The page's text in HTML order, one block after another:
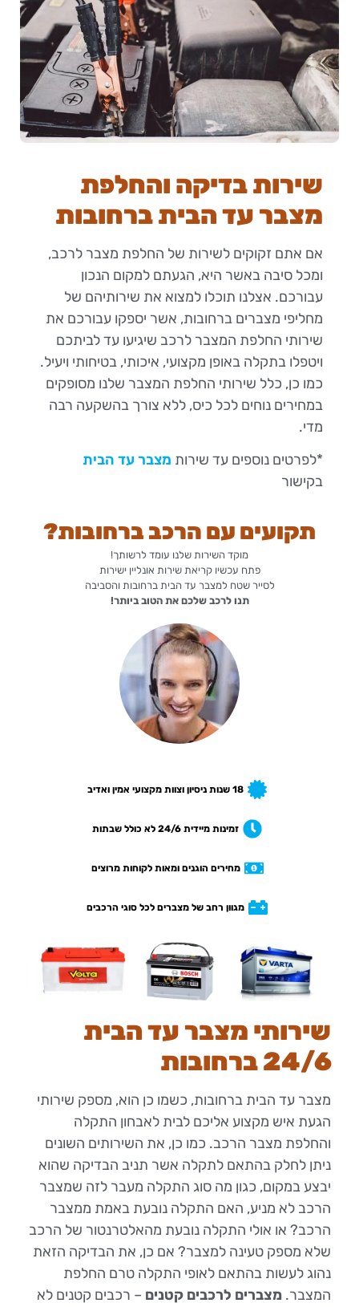
שירות בדיקה והחלפת
מצבר עד הבית ברחובות
אם אתם זקוקים לשירות של החלפת מצבר לרכב,
ומכל סיבה באשר היא, הגעתם למקום הנכון
עבורכם. אצלנו תוכלו למצוא את שירותיהם של
מחליפי מצברים ברחובות, אשר יספקו עבורכם את
שירותי החלפת המצבר לרכב שיגיעו עד לביתכם
ויטפלו בתקלה באופן מקצועי, איכותי, בטיחותי ויעיל.
כמו כן, כלל שירותי החלפת המצבר שלנו מסופקים
במחירים נוחים לכל כיס, ללא צורך בהשקעה רבה
מדי.
*לפרטים נוספים עד שירות מצבר עד הבית
בקישור
תקועים עם הרכב ברחובות?
מוקד השירות שלנו עומד לרשותך!
פתח עכשיו קריאת שירות אונליין ישירות
לסייר שטח למצבר עד הבית ברחובות והסביבה
תנו לרכב שלכם את הטוב ביותר!
18 שנות ניסיון וצוות מקצועי אמין ואדיב
זמינות מיידית 24/6 לא כולל שבתות
מחירים הוגנים ומאות לקוחות מרוצים
מגוון רחב של מצברים לכל סוגי הרכבים
שירותי מצבר עד הבית
24/6 ברחובות
מצבר עד הבית ברחובות, כשמו כן הוא, מספק שירותי
הגעת איש מקצוע אליכם לבית לאבחון התקלה
והחלפת מצבר הרכב. כמו כן, את השירותים השונים
ניתן לחלק בהתאם לתקלה אשר תניב הבדיקה שהוא
יבצע במקום, כגון מה סוג התקלה מעבר לזה שמצבר
הרכב לא מניע, האם התקלה נובעת באמת ממצבר
הרכב? או אולי התקלה נובעת מהאלטרנטור של הרכב
שלא מספק טעינה למצבר? אם כן, את הבדיקה הזאת
נהוג לעשות בהתאם לאופי התקלה טרם החלפת
המצבר. מצברים לרכבים קטנים – רכבים קטנים לא